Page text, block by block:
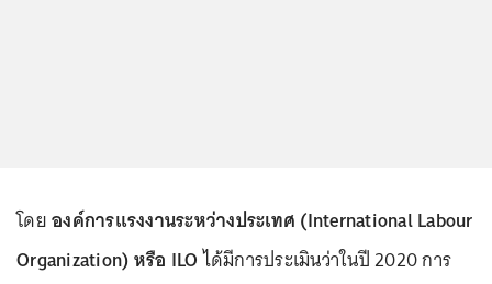
โดยองค์การแรงงานระหว่างประเทศ (International Labour
Organization) หรือ ILOได้มีการประเมินว่าในปี 2020 การ